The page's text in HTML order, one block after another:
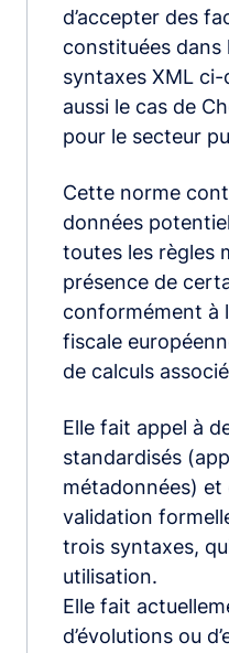
d’accepter des
constituées dans
syntaxes XML ci-
aussi le cas de
pour le secteur
Cette norme
données
toutes les règles
présence de
conformément à
fiscale
de calculs
Elle fait appel à
standardisés
métadonnées) et
validation
trois syntaxes,
utilisation.
Elle fait
d’évolutions ou